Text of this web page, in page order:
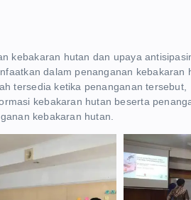
kebakaran hutan dan upaya
dalam penanganan kebakaran
tersedia ketika penanganan tersebut,
kebakaran hutan beserta
kebakaran hutan.